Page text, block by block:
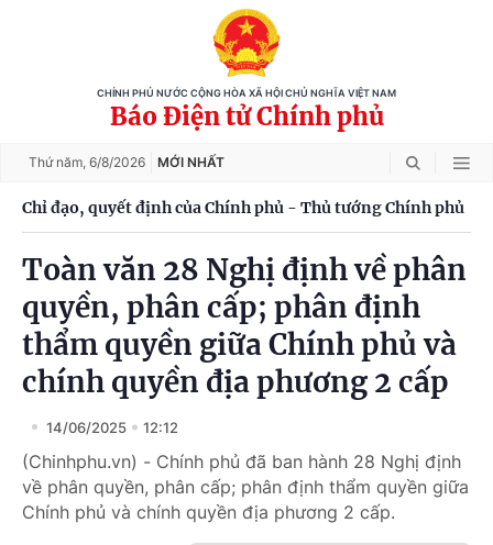
CHÍNH PHỦ NƯỚC CỘNG HÒA XÃ HỘI CHỦ NGHĨA VIỆT NAM
Báo Điện tử Chính phủ
Thứ năm, 6/8/2026 MỚI NHẤT
Chỉ đạo, quyết định của Chính phủ - Thủ tướng Chính phủ
Toàn văn 28 Nghị định về phân
quyền, phân cấp; phân định
thẩm quyền giữa Chính phủ và
chính quyền địa phương 2 cấp
14/06/2025 12:12
(Chinhphu.vn) - Chính phủ đã ban hành 28 Nghị định
về phân quyền, phân cấp; phân định thẩm quyền giữa
Chính phủ và chính quyền địa phương 2 cấp.